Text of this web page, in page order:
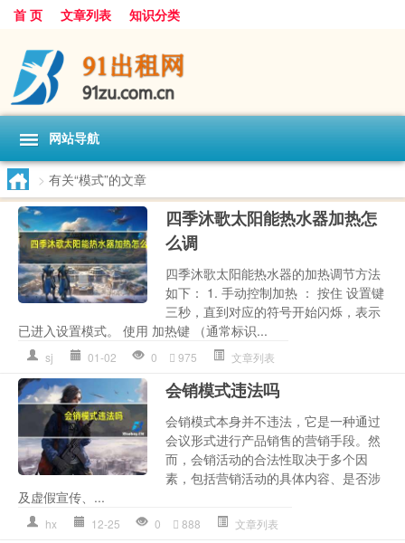
首 页 文章列表 知识分类
网站导航
> 有关“模式”的文章
四季沐歌太阳能热水器加热怎
么调
四季沐歌太阳能热水器的加热调节方法
如下： 1. 手动控制加热 ： 按住 设置键
三秒，直到对应的符号开始闪烁，表示
已进入设置模式。 使用 加热键 （通常标识...
sj 01-02 0 975 文章列表
会销模式违法吗
会销模式本身并不违法，它是一种通过
会议形式进行产品销售的营销手段。然
而，会销活动的合法性取决于多个因
素，包括营销活动的具体内容、是否涉
及虚假宣传、...
hx 12-25 0 888 文章列表